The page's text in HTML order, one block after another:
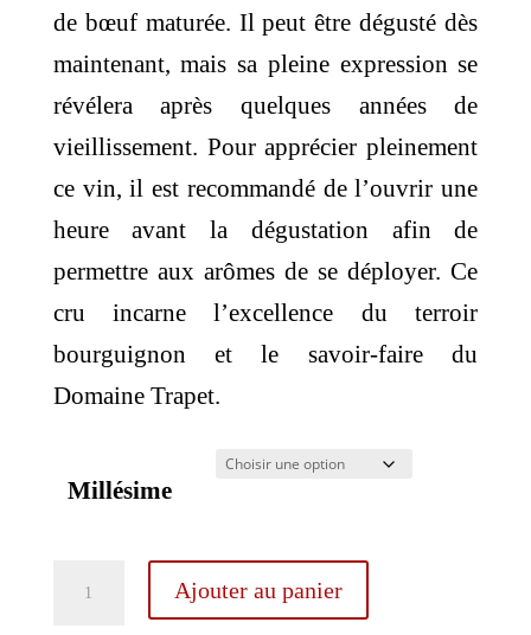
de bœuf maturée. Il peut être dégusté dès
maintenant, mais sa pleine expression se
révélera après quelques années de
vieillissement. Pour apprécier pleinement
ce vin, il est recommandé de l’ouvrir une
heure avant la dégustation afin de
permettre aux arômes de se déployer. Ce
cru incarne l’excellence du terroir
bourguignon et le savoir-faire du
Domaine Trapet.
Millésime
quantité
Ajouter au panier